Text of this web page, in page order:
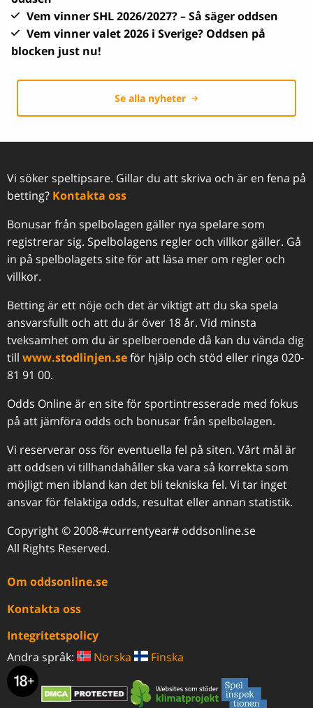
Vem vinner SHL 2026/2027? – Så säger oddsen
Vem vinner valet 2026 i Sverige? Oddsen på
blocken just nu!
Se alla nyheter
Vi söker speltipsare. Gillar du att skriva och är en fena på
betting? Kontakta oss
Bonusar från spelbolagen gäller nya spelare som
registrerar sig. Spelbolagens regler och villkor gäller. Gå
in på spelbolagets site för att läsa mer om regler och
villkor.
Betting är ett nöje och det är viktigt att du ska spela
ansvarsfullt och att du är över 18 år. Vid minsta
tveksamhet om du är spelberoende då kan du vända dig
till www.stodlinjen.seför hjälp och stöd eller ringa 020-
81 91 00.
Odds Online är en site för sportintresserade med fokus
på att jämföra odds och bonusar från spelbolagen.
Vi reserverar oss för eventuella fel på siten. Vårt mål är
att oddsen vi tillhandahåller ska vara så korrekta som
möjligt men ibland kan det bli tekniska fel. Vi tar inget
ansvar för felaktiga odds, resultat eller annan statistik.
Copyright © 2008-#currentyear# oddsonline.se
All Rights Reserved.
Om oddsonline.se
Kontakta oss
Integritetspolicy
Andra språk:
Norska Finska